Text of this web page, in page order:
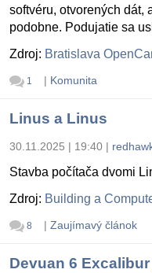
softvéru, otvorených dát,
podobne. Podujatie sa
Zdroj: Bratislava
1 | Komunita
Linus a Linus
30.11.2025 | 19:40 |
Stavba počítača dvomi
Zdroj: Building a
8 | Zaujímavý článok
Devuan 6